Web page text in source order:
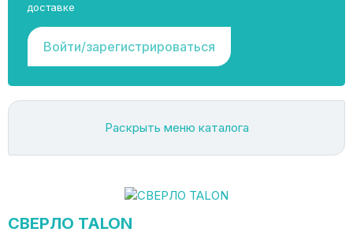
доставке
Войти/зарегистрироваться
Раскрыть меню каталога
СВЕРЛО TALON